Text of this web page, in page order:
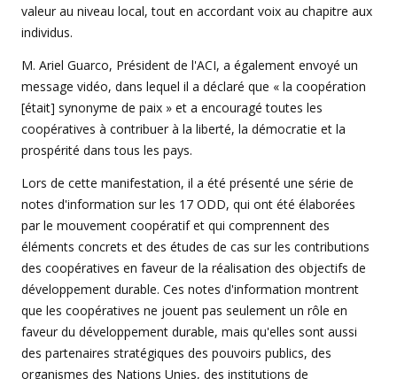
valeur au niveau local, tout en accordant voix au chapitre aux
individus.
M. Ariel Guarco, Président de l'ACI, a également envoyé un
message vidéo, dans lequel il a déclaré que « la coopération
[était] synonyme de paix » et a encouragé toutes les
coopératives à contribuer à la liberté, la démocratie et la
prospérité dans tous les pays.
Lors de cette manifestation, il a été présenté une série de
notes d'information sur les 17 ODD, qui ont été élaborées
par le mouvement coopératif et qui comprennent des
éléments concrets et des études de cas sur les contributions
des coopératives en faveur de la réalisation des objectifs de
développement durable. Ces notes d'information montrent
que les coopératives ne jouent pas seulement un rôle en
faveur du développement durable, mais qu'elles sont aussi
des partenaires stratégiques des pouvoirs publics, des
organismes des Nations Unies, des institutions de